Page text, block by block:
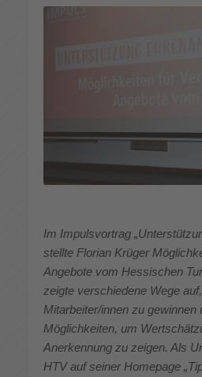
Im Impulsvortrag
stellte Florian Krüger
Angebote vom Hessischen
zeigte verschiedene Wege
Mitarbeiter/innen zu gewinnen
Möglichkeiten, um
Anerkennung zu zeigen. Als
HTV auf seiner Homepage